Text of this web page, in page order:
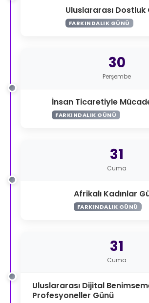
Uluslararası Dostluk
FARKINDALIK GÜNÜ
30
Perşembe
İnsan Ticaretiyle
FARKINDALIK GÜNÜ
31
Cuma
Afrikalı Kadınlar
FARKINDALIK GÜNÜ
31
Cuma
Uluslararası Dijital
Profesyoneller Günü